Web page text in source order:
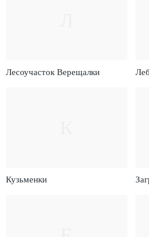
Лесоучасток Верещалки
Кузьменки